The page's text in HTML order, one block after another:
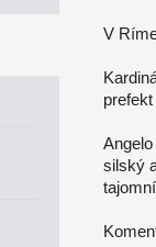
V
prefekt
silský